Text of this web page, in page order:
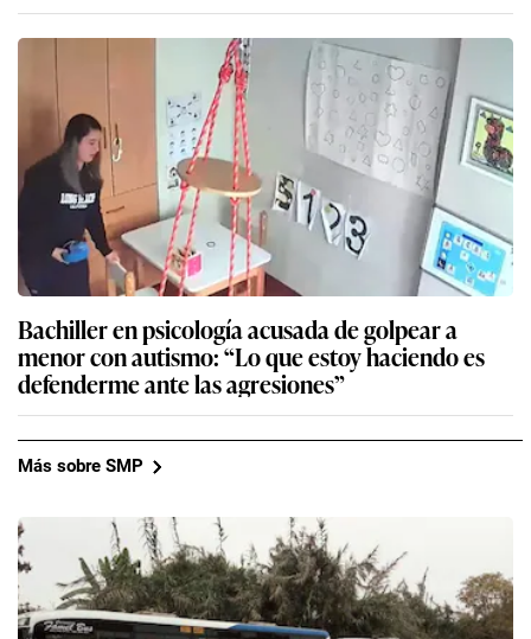
Bachiller en psicología acusada de golpear a
menor con autismo: “Lo que estoy haciendo es
defenderme ante las agresiones”
Más sobre SMP